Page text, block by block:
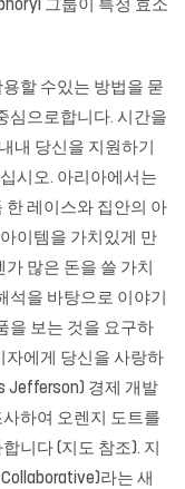
그룹이 특정 효소
할 수있는 방법을 묻
심으로합니다. 시간을
내 당신을 지원하기
시오. 아리아에서는
한 레이스와 집안의 아
이템을 가치있게 만
많은 돈을 쓸 가치
석을 바탕으로 이야기
을 보는 것을 요구하
자에게 당신을 사랑하
Jefferson) 경제 개발
하여 오렌지 도트를
니다 (지도 참조). 지
라는 새